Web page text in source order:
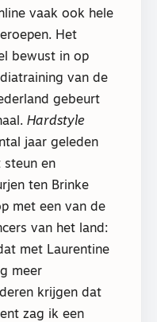
vaak ook hele
Het
bewust in op
van de
gebeurt
Hardstyle
jaar geleden
en
ten Brinke
met een van de
van het land:
met Laurentine
meer
krijgen dat
zag ik een